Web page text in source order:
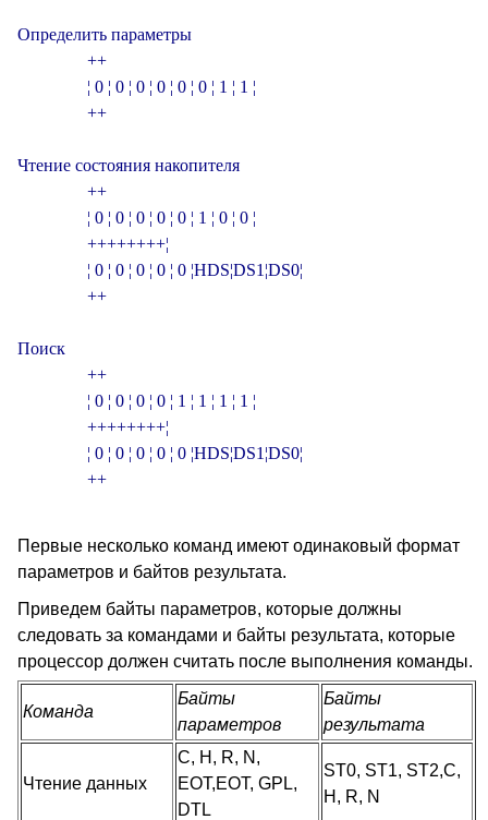
Определить параметры
                +­­­­­­­­­­­­­­­­­­­­­­­­­­­­­­­+
                ¦ 0 ¦ 0 ¦ 0 ¦ 0 ¦ 0 ¦ 0 ¦ 1 ¦ 1 ¦
                +­­­­­­­­­­­­­­­­­­­­­­­­­­­­­­­+
Чтение состояния накопителя
                +­­­­­­­­­­­­­­­­­­­­­­­­­­­­­­­+
                ¦ 0 ¦ 0 ¦ 0 ¦ 0 ¦ 0 ¦ 1 ¦ 0 ¦ 0 ¦
                +­­­+­­­+­­­+­­­+­­­+­­­+­­­+­­­¦
                ¦ 0 ¦ 0 ¦ 0 ¦ 0 ¦ 0 ¦HDS¦DS1¦DS0¦
                +­­­­­­­­­­­­­­­­­­­­­­­­­­­­­­­+
Поиск
                +­­­­­­­­­­­­­­­­­­­­­­­­­­­­­­­+
                ¦ 0 ¦ 0 ¦ 0 ¦ 0 ¦ 1 ¦ 1 ¦ 1 ¦ 1 ¦
                +­­­+­­­+­­­+­­­+­­­+­­­+­­­+­­­¦
                ¦ 0 ¦ 0 ¦ 0 ¦ 0 ¦ 0 ¦HDS¦DS1¦DS0¦
Первые несколько команд имеют одинаковый формат
параметров и байтов результата.
Приведем байты параметров, которые должны
следовать за командами и байты результата, которые
процессор должен считать после выполнения команды.
Команда
Байты
параметров
Байты
результата
Чтение данных
C, H, R, N,
EOT,EOT, GPL,
DTL
ST0, ST1, ST2,C,
H, R, N